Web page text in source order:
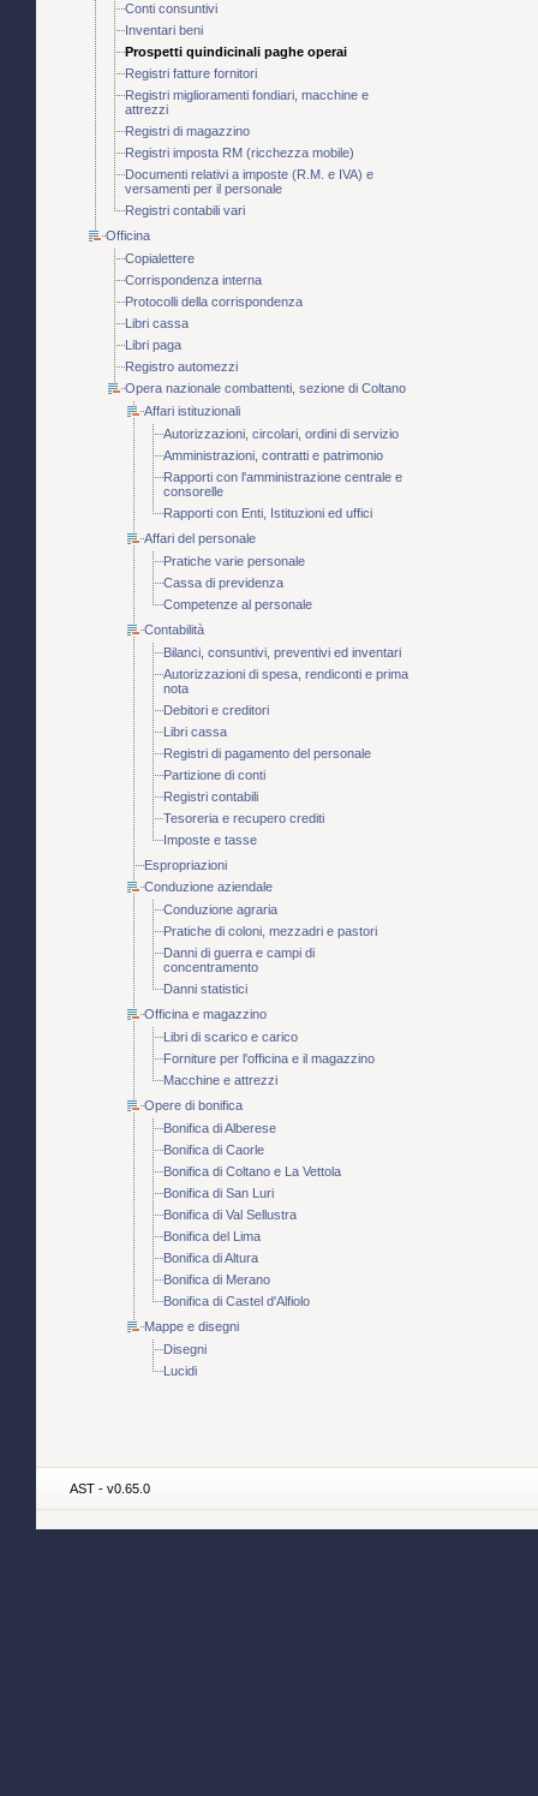
Conti consuntivi
Inventari beni
Prospetti quindicinali paghe operai
Registri fatture fornitori
Registri miglioramenti fondiari, macchine e
attrezzi
Registri di magazzino
Registri imposta RM (ricchezza mobile)
Documenti relativi a imposte (R.M. e IVA) e
versamenti per il personale
Registri contabili vari
Officina
Copialettere
Corrispondenza interna
Protocolli della corrispondenza
Libri cassa
Libri paga
Registro automezzi
Opera nazionale combattenti, sezione di Coltano
Affari istituzionali
Autorizzazioni, circolari, ordini di servizio
Amministrazioni, contratti e patrimonio
Rapporti con l'amministrazione centrale e
consorelle
Rapporti con Enti, Istituzioni ed uffici
Affari del personale
Pratiche varie personale
Cassa di previdenza
Competenze al personale
Contabilità
Bilanci, consuntivi, preventivi ed inventari
Autorizzazioni di spesa, rendiconti e prima
nota
Debitori e creditori
Libri cassa
Registri di pagamento del personale
Partizione di conti
Registri contabili
Tesoreria e recupero crediti
Imposte e tasse
Espropriazioni
Conduzione aziendale
Conduzione agraria
Pratiche di coloni, mezzadri e pastori
Danni di guerra e campi di
concentramento
Danni statistici
Officina e magazzino
Libri di scarico e carico
Forniture per l'officina e il magazzino
Macchine e attrezzi
Opere di bonifica
Bonifica di Alberese
Bonifica di Caorle
Bonifica di Coltano e La Vettola
Bonifica di San Luri
Bonifica di Val Sellustra
Bonifica del Lima
Bonifica di Altura
Bonifica di Merano
Bonifica di Castel d'Alfiolo
Mappe e disegni
Disegni
Lucidi
AST - v0.65.0